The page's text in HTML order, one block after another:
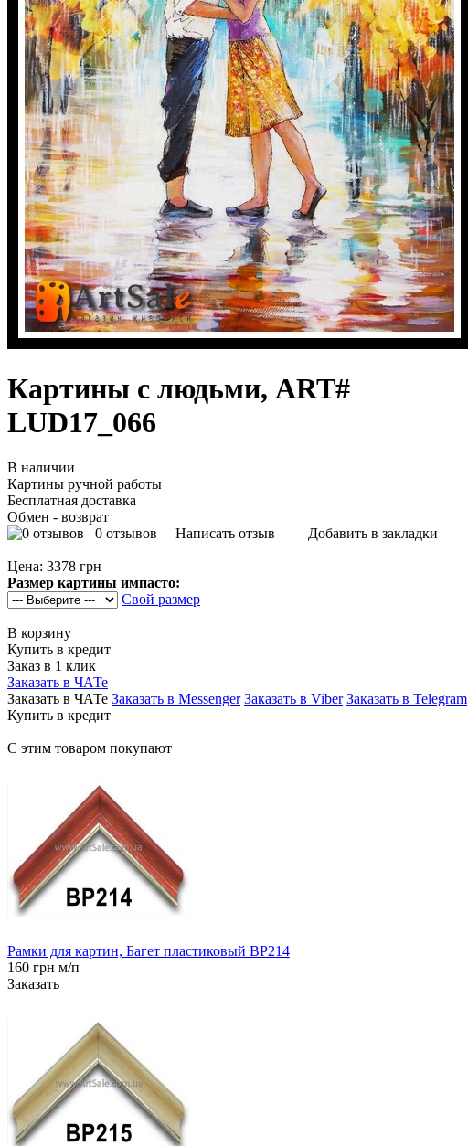
Картины с людьми, ART#
LUD17_066
В наличии
Картины ручной работы
Бесплатная доставка
Обмен - возврат
0 отзывов
Написать отзыв
Добавить в закладки
Цена: 3378 грн
Размер картины импасто:
Свой размер
В корзину
Купить в кредит
Заказ в 1 клик
Заказать в ЧАТе
Заказать в ЧАТе Заказать в Messenger Заказать в Viber Заказать в Telegram
Купить в кредит
С этим товаром покупают
Рамки для картин, Багет пластиковый BP214
160 грн м/п
Заказать